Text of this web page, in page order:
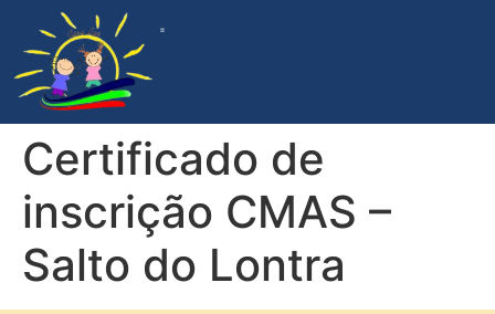
Certificado de
inscrição CMAS –
Salto do Lontra